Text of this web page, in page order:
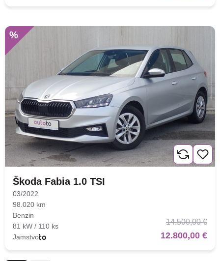
%
Škoda Fabia 1.0 TSI
03/2022
98.020 km
Benzin
81 kW / 110 ks
Jamstvo
14.500,00 €
12.800,00 €